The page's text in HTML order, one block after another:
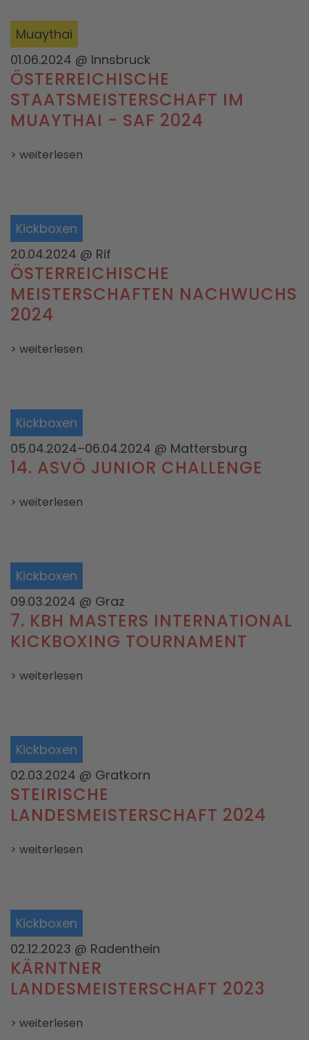
Muaythai
01.06.2024 @ Innsbruck
ÖSTERREICHISCHE
STAATSMEISTERSCHAFT IM
MUAYTHAI - SAF 2024
> weiterlesen
Kickboxen
20.04.2024 @ Rif
ÖSTERREICHISCHE
MEISTERSCHAFTEN NACHWUCHS
2024
> weiterlesen
Kickboxen
05.04.2024–06.04.2024 @ Mattersburg
14. ASVÖ JUNIOR CHALLENGE
> weiterlesen
Kickboxen
09.03.2024 @ Graz
7. KBH MASTERS INTERNATIONAL
KICKBOXING TOURNAMENT
> weiterlesen
Kickboxen
02.03.2024 @ Gratkorn
STEIRISCHE
LANDESMEISTERSCHAFT 2024
> weiterlesen
Kickboxen
02.12.2023 @ Radenthein
KÄRNTNER
LANDESMEISTERSCHAFT 2023
> weiterlesen